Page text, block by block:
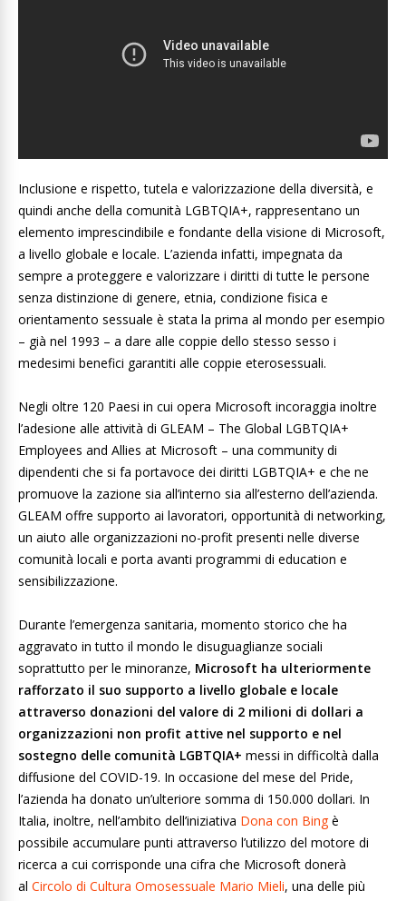
Inclusione e rispetto, tutela e valorizzazione della diversità, e
quindi anche della comunità LGBTQIA+, rappresentano un
elemento imprescindibile e fondante della visione di Microsoft,
a livello globale e locale. L’azienda infatti, impegnata da
sempre a proteggere e valorizzare i diritti di tutte le persone
senza distinzione di genere, etnia, condizione fisica e
orientamento sessuale è stata la prima al mondo per esempio
– già nel 1993 – a dare alle coppie dello stesso sesso i
medesimi benefici garantiti alle coppie eterosessuali.
Negli oltre 120 Paesi in cui opera Microsoft incoraggia inoltre
l’adesione alle attività di GLEAM – The Global LGBTQIA+
Employees and Allies at Microsoft – una community di
dipendenti che si fa portavoce dei diritti LGBTQIA+ e che ne
promuove la zazione sia all’interno sia all’esterno dell’azienda.
GLEAM offre supporto ai lavoratori, opportunità di networking,
un aiuto alle organizzazioni no-profit presenti nelle diverse
comunità locali e porta avanti programmi di education e
sensibilizzazione.
Durante l’emergenza sanitaria, momento storico che ha
aggravato in tutto il mondo le disuguaglianze sociali
soprattutto per le minoranze, Microsoft ha ulteriormente
rafforzato il suo supporto a livello globale e locale
attraverso donazioni del valore di 2 milioni di dollari a
organizzazioni non profit attive nel supporto e nel
sostegno delle comunità LGBTQIA+ messi in difficoltà dalla
diffusione del COVID-19. In occasione del mese del Pride,
l’azienda ha donato un’ulteriore somma di 150.000 dollari. In
Italia, inoltre, nell’ambito dell’iniziativa Dona con Bingè
possibile accumulare punti attraverso l’utilizzo del motore di
ricerca a cui corrisponde una cifra che Microsoft donerà
al Circolo di Cultura Omosessuale Mario Mieli, una delle più